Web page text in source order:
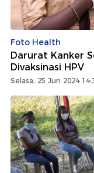
Foto Health
Darurat Kanker
Divaksinasi HPV
Selasa, 25 Jun 2024